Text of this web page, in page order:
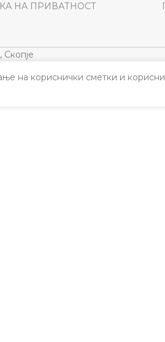
НА ПРИВАТНОСТ
на кориснички сметки и